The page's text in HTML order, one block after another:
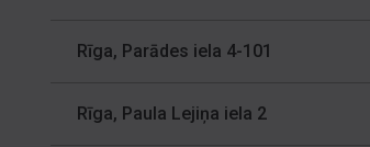
Rīga, Parādes iela 4-101
Rīga, Paula Lejiņa iela 2